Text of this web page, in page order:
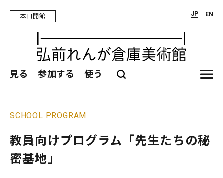
本日開館 JP｜ EN
見る 参加する 使う
SCHOOL PROGRAM
教員向けプログラム「先生たちの秘
密基地」